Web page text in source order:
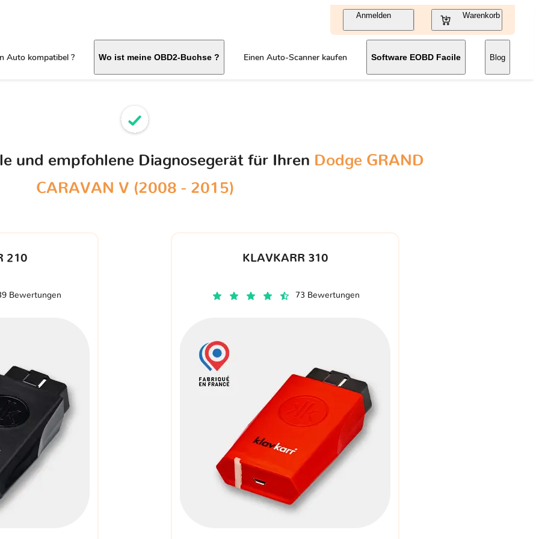
Anmelden Warenkorb
Auto kompatibel ? Wo ist meine OBD2-Buchse ? Einen Auto-Scanner kaufen Software EOBD Facile Blog
und empfohlene Diagnosegerät für Ihren Dodge GRAND
CARAVAN V (2008 - 2015)
210
Bewertungen
KLAVKARR 310
73 Bewertungen